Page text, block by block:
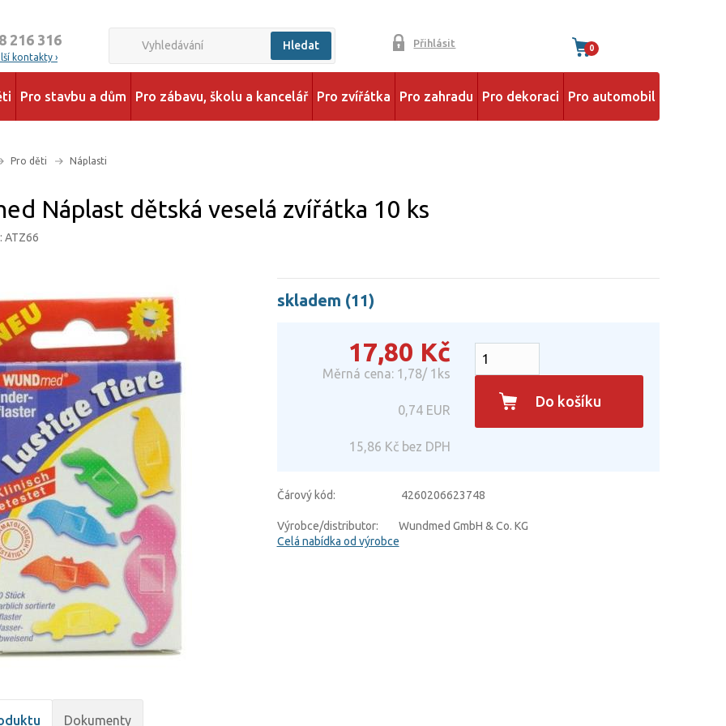
216 316
kontakty ›
Hledat Přihlásit 0
Pro stavbu a dům Pro zábavu, školu a kancelář Pro zvířátka Pro zahradu Pro dekoraci Pro automobil
Pro děti Náplasti
Náplast dětská veselá zvířátka 10 ks
ATZ66
skladem (11)
17,80 Kč
Měrná cena: 1,78/ 1ks
0,74 EUR
15,86 Kč bez DPH
Do košíku
Čárový kód: 4260206623748
Výrobce/distributor:
Wundmed GmbH & Co. KG
Celá nabídka od výrobce
Dokumenty